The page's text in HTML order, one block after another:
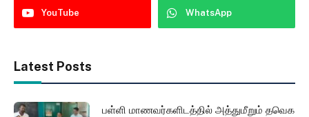
YouTube WhatsApp
Latest Posts
பள்ளி மாணவர்களிடத்தில் அத்துமீறும் தவெக